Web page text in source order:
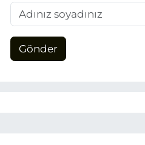
Gönder